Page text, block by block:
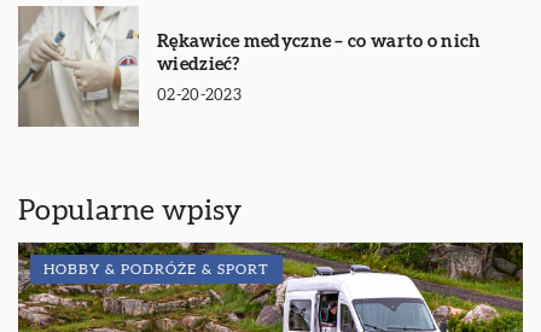
Rękawice medyczne – co warto o nich
wiedzieć?
02-20-2023
Popularne wpisy
HOBBY & PODRÓŻE & SPORT